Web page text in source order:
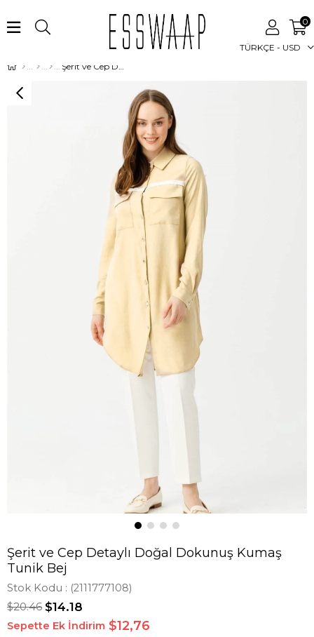
TÜRKÇE - USD
0
Şerit ve Cep Detaylı Doğal Dokunuş Kumaş Tunik Bej
Şerit ve Cep Detaylı Doğal Dokunuş Kumaş
Tunik Bej
Stok Kodu (2111777108)
$20.46 $14.18
Sepette Ek İndirim $12,76